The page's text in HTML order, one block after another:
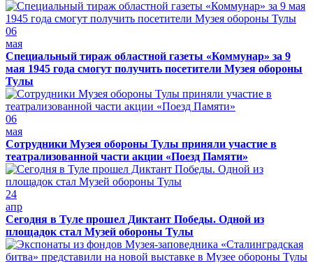
06
мая
Специальный тираж областной газеты «Коммунар» за 9
мая 1945 года смогут получить посетители Музея обороны
Тулы
06
мая
Сотрудники Музея обороны Тулы приняли участие в
театрализованной части акции «Поезд Памяти»
24
апр
Сегодня в Туле прошел Диктант Победы. Одной из
площадок стал Музей обороны Тулы